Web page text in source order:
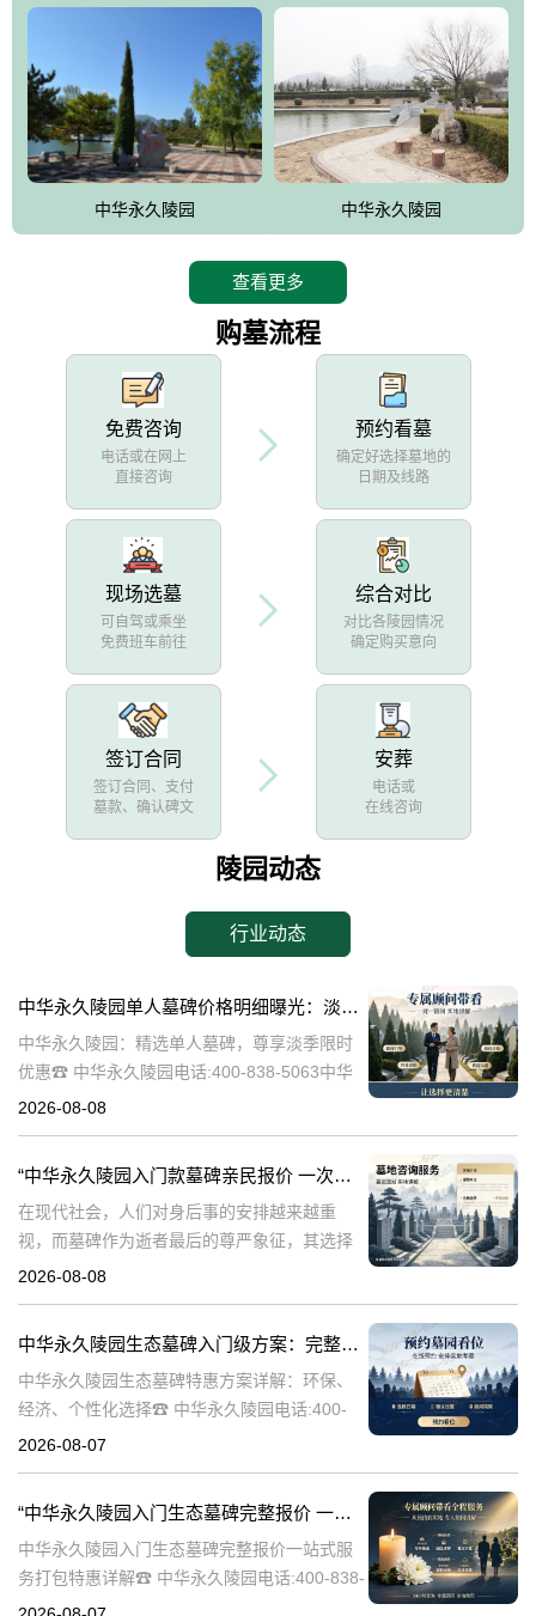
中华永久陵园 中华永久陵园
查看更多
购墓流程
免费咨询
电话或在网上
直接咨询
预约看墓
确定好选择墓地的
日期及线路
现场选墓
可自驾或乘坐
免费班车前往
综合对比
对比各陵园情况
确定购买意向
签订合同
签订合同、支付
墓款、确认碑文
安葬
电话或
在线咨询
陵园动态
行业动态
中华永久陵园单人墓碑价格明细曝光：淡季下单立省数千，限时优惠深度解析
中华永久陵园：精选单人墓碑，尊享淡季限时
优惠☎ 中华永久陵园电话:400-838-5063中华
永久陵园，作为国内知名的陵园品牌，始终以
2026-08-08
“中华永久陵园入门款墓碑亲民报价 一次性付清享折上折：超值优惠与便捷选择的完美结合”
在现代社会，人们对身后事的安排越来越重
视，而墓碑作为逝者最后的尊严象征，其选择
与设计也变得尤为重要。中华永久陵园作为中
和
2026-08-08
中华永久陵园生态墓碑入门级方案：完整报价与一站式服务打包特惠解析
中华永久陵园生态墓碑特惠方案详解：环保、
经济、个性化选择☎ 中华永久陵园电话:400-
838-5063随着人们对身后事的关注度提升，选
2026-08-07
“中华永久陵园入门生态墓碑完整报价 一站式服务打包特惠详解”
中华永久陵园入门生态墓碑完整报价一站式服
务打包特惠详解☎ 中华永久陵园电话:400-838-
5063中华永久陵园作为国内知名的陵园之一，